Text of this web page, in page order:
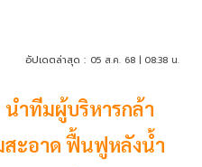
อัปเดตล่าสุด : 05 ส.ค. 68 | 08:38 น.
นำทีมผู้บริหารกล้า
ะอาด ฟื้นฟูหลังน้ำ